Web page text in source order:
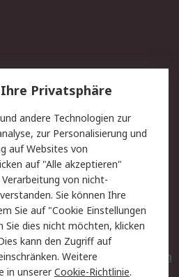
Lieferlösungen
Kontakt
Privatkunden
Datenschutz
Zahlungsbedingungen
Entsorgung
Elektrogeräte/Batterien
Privatsphäre
andere Technologien zur
zur Personalisierung und
auf Websites von
auf "Alle akzeptieren"
von nicht-
Sie können Ihre
Sie auf "Cookie Einstellungen
Sie dies nicht möchten, klicken
kann den Zugriff auf
Weitere
in unsererCookie-Richtlinie.